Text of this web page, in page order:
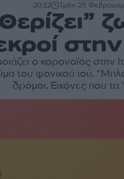
20:12 Τρίτη 25
στην
ο κορονοϊός στην
του φονικού ιού.
δρόμοι. Εικόνες που